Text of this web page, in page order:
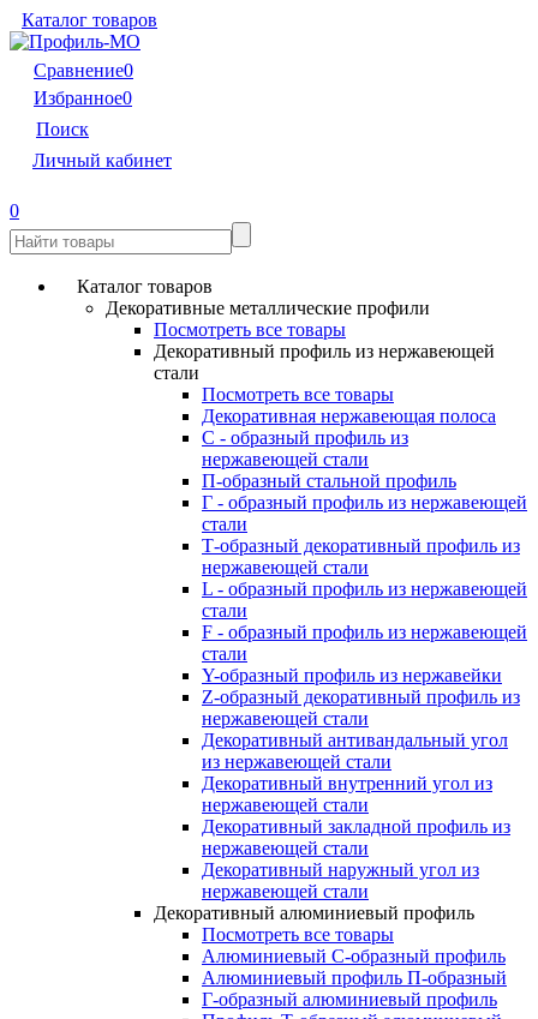
Каталог товаров
Сравнение0
Избранное0
Поиск
Личный кабинет
0
Каталог товаров
Декоративные металлические профили
Посмотреть все товары
Декоративный профиль из нержавеющей
стали
Посмотреть все товары
Декоративная нержавеющая полоса
С - образный профиль из
нержавеющей стали
П-образный стальной профиль
Г - образный профиль из нержавеющей
стали
Т-образный декоративный профиль из
нержавеющей стали
L - образный профиль из нержавеющей
стали
F - образный профиль из нержавеющей
стали
Y-образный профиль из нержавейки
Z-образный декоративный профиль из
нержавеющей стали
Декоративный антивандальный угол
из нержавеющей стали
Декоративный внутренний угол из
нержавеющей стали
Декоративный закладной профиль из
нержавеющей стали
Декоративный наружный угол из
нержавеющей стали
Декоративный алюминиевый профиль
Посмотреть все товары
Алюминиевый С-образный профиль
Алюминиевый профиль П-образный
Г-образный алюминиевый профиль